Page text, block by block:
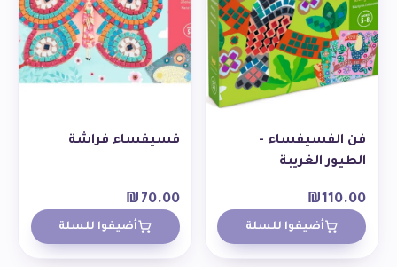
فن الفسيفساء -
الطيور الغريبة
₪110.00
أضيفوا للسلة
فسيفساء فراشة
₪ 70.00
أضيفوا للسلة